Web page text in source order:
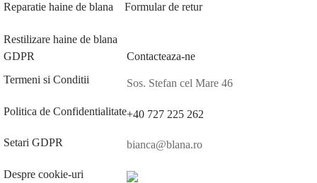
Reparatie haine de blana
Restilizare haine de blana
Formular de retur
GDPR
Termeni si Conditii
Politica de Confidentialitate
Setari GDPR
Despre cookie-uri
Contacteaza-ne
Sos. Stefan cel Mare 46
+40 727 225 262
bianca@blana.ro